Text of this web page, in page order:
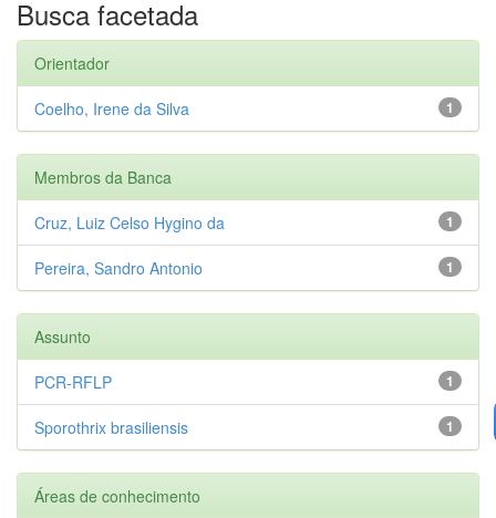
Busca facetada
Orientador
1
Coelho, Irene da Silva
Membros da Banca
1
Cruz, Luiz Celso Hygino da
1
Pereira, Sandro Antonio
Assunto
1
PCR-RFLP
1
Sporothrix brasiliensis
Áreas de conhecimento